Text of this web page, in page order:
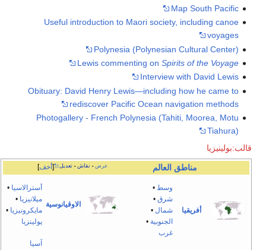
Map South Pacific
Useful introduction to Maori society, including canoe
voyages
Polynesia (Polynesian Cultural Center)
Lewis commenting on Spirits of the Voyage
Interview with David Lewis
Obituary: David Henry Lewis—including how he came to
rediscover Pacific Ocean navigation methods
Photogallery - French Polynesia (Tahiti, Moorea, Motu
Tiahura)
قالب:بولينيزيا
أخف عرض • نقاش • تعديل مناطق العالم
أفريقيا
وسط •
شرق •
شمال •
الجنوبية •
غرب
الاوقيانوسية
أسترالاسيا •
ميلانيزيا •
مايكرونيزيا •
پولينزيا
آسيا